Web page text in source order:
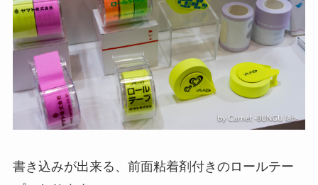
書き込みが出来る、前面粘着剤付きのロールテー